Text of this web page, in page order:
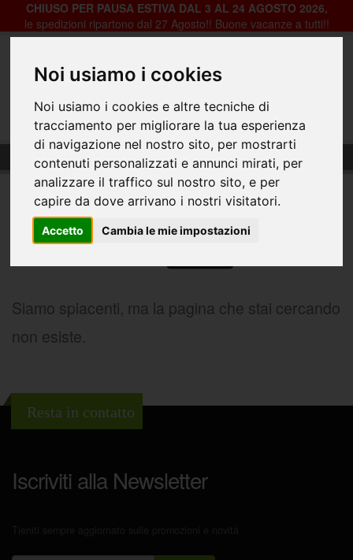
Noi usiamo i cookies
Noi usiamo i cookies e altre tecniche di
tracciamento per migliorare la tua esperienza
di navigazione nel nostro sito, per mostrarti
contenuti personalizzati e annunci mirati, per
analizzare il traffico sul nostro sito, e per
capire da dove arrivano i nostri visitatori.
Accetto Cambia le mie impostazioni
CHIUSO PER PAUSA ESTIVA DAL 3 AL 24 AGOSTO 2026,
le spedizioni ripartono dal 27 Agosto!! Buone vacanze a tutti!!
404-Pagina Non Trovata
404
Siamo spiacenti, ma la pagina che stai cercando
non esiste.
Resta in contatto
Iscriviti alla Newsletter